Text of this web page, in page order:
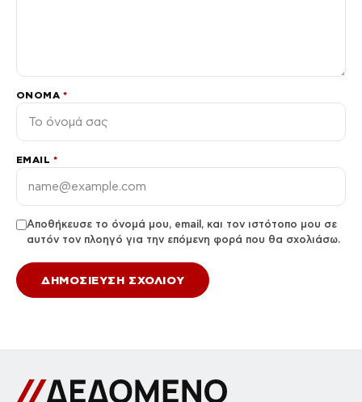
ΌΝΟΜΑ *
EMAIL *
Αποθήκευσε το όνομά μου, email, και τον ιστότοπο μου σε
αυτόν τον πλοηγό για την επόμενη φορά που θα σχολιάσω.